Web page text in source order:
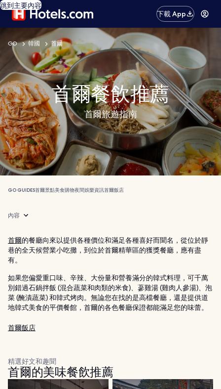
跳到主要內容
下載 App
GO 韓國 首爾
首爾餐飲推薦
首爾旅遊指南
GO GUIDES首爾景點美食購物夜間娛樂資訊首爾飯店
內容
首爾的餐廳向來以提供各種價位和滿足各種喜好而聞名，從位於靜
巷的全天候營業小吃攤，到位於首爾精華區的獲獎餐廳，應有盡
有。
如果您偏愛重口味、辛辣、大份量和營養滿分的韓式料理，可千萬
別錯過石鍋拌飯 (混合蔬菜和肉類的米食)、蔘雞湯 (雞肉人參湯)、泡
菜 (醃漬蔬菜) 和韓式烤肉。無論您在找的是高檔餐廳，還是提供道
地韓式美食的平價餐館，首爾的各色餐廳保證都能滿足您的味蕾。
首爾飯店
精選好文和趣聞
首爾的美味餐飲推薦